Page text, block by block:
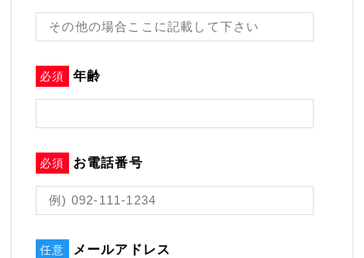
必須 年齢
必須 お電話番号
任意 メールアドレス